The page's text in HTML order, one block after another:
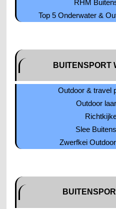
RHM
Top 5 Onderwater &
BUITENSPORT
Outdoor & travel
Outdoor
Slee
Zwerfkei